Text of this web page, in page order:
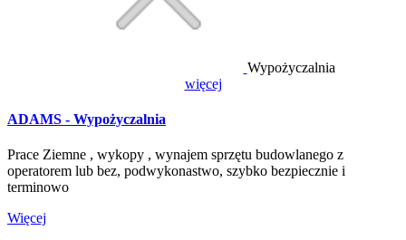
Wypożyczalnia
więcej
ADAMS - Wypożyczalnia
Prace Ziemne , wykopy , wynajem sprzętu budowlanego z
operatorem lub bez, podwykonastwo, szybko bezpiecznie i
terminowo
Więcej